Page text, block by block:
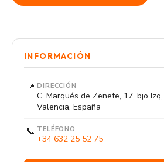
INFORMACIÓN
📍 DIRECCIÓN
C. Marqués de Zenete, 17, bjo
Valencia, España
📞 TELÉFONO
+34 632 25 52 75